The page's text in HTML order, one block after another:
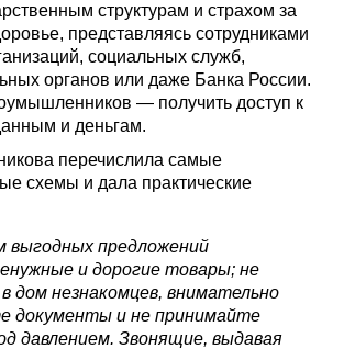
структурам и страхом за
представляясь сотрудниками
социальных служб,
органов или даже Банка России.
— получить доступ к
и деньгам.
перечислила самые
схемы и дала практические
выгодных предложений
и дорогие товары; не
дом незнакомцев, внимательно
документы и не принимайте
давлением. Звонящие, выдавая